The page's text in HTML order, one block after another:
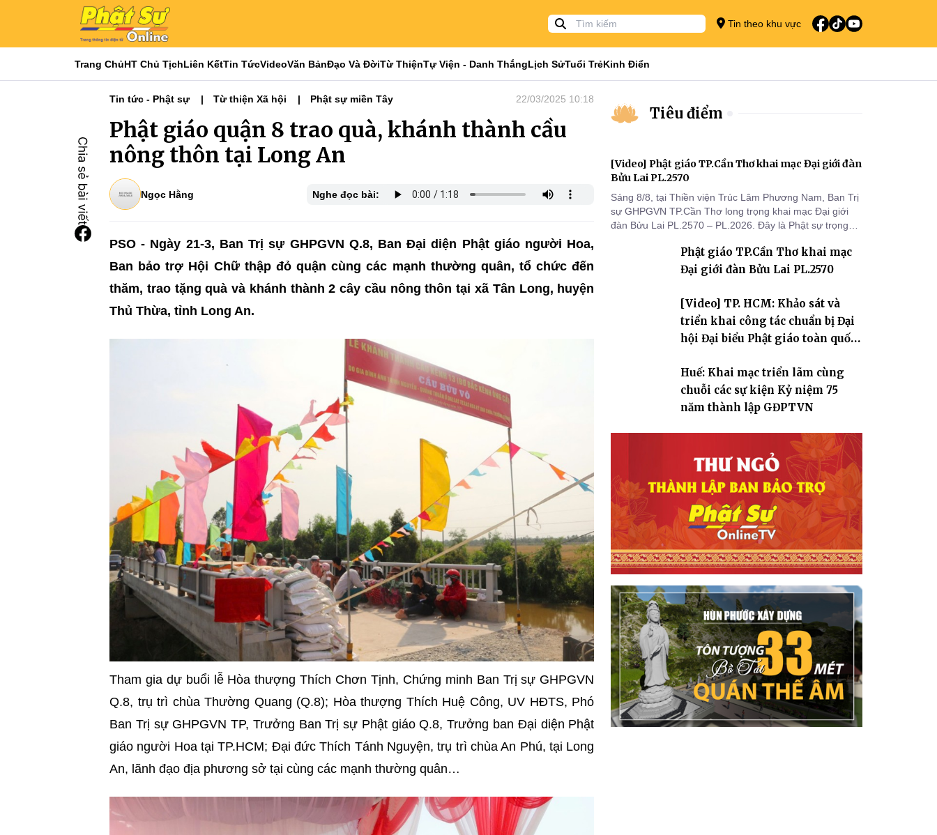
Tin theo khu vực
Trang ChủHT Chủ TịchLiên KếtTin TứcVideoVăn BảnĐạo Và ĐờiTừ ThiệnTự Viện - Danh ThắngLịch SửTuổi TrẻKinh Điển
Tin tức - Phật sự Từ thiện Xã hội Phật sự miền Tây 22/03/2025 10:18
Phật giáo quận 8 trao quà, khánh thành cầu
nông thôn tại Long An
Ngọc Hằng Nghe đọc bài:
PSO - Ngày 21-3, Ban Trị sự GHPGVN Q.8, Ban Đại diện Phật giáo người Hoa,
Ban bảo trợ Hội Chữ thập đỏ quận cùng các mạnh thường quân, tổ chức đến
thăm, trao tặng quà và khánh thành 2 cây cầu nông thôn tại xã Tân Long, huyện
Thủ Thừa, tỉnh Long An.
Tham gia dự buổi lễ Hòa thượng Thích Chơn Tịnh, Chứng minh Ban Trị sự GHPGVN
Q.8, trụ trì chùa Thường Quang (Q.8); Hòa thượng Thích Huệ Công, UV HĐTS, Phó
Ban Trị sự GHPGVN TP, Trưởng Ban Trị sự Phật giáo Q.8, Trưởng ban Đại diện Phật
giáo người Hoa tại TP.HCM; Đại đức Thích Tánh Nguyện, trụ trì chùa An Phú, tại Long
An, lãnh đạo địa phương sở tại cùng các mạnh thường quân…
Tiêu điểm
[Video] Phật giáo TP.Cần Thơ khai mạc Đại giới đàn
Bửu Lai PL.2570
Sáng 8/8, tại Thiền viện Trúc Lâm Phương Nam, Ban Trị
sự GHPGVN TP.Cần Thơ long trọng khai mạc Đại giới
đàn Bửu Lai PL.2570 – PL.2026. Đây là Phật sự trọng
của Đại hội Phật giáo thành phố lần thứ I, thể hiện sự
quan tâm đối với công tác truyền giới, đào tạo Tăng tài
Phật giáo TP.Cần Thơ khai mạc
Đại giới đàn Bửu Lai PL.2570
[Video] TP. HCM: Khảo sát và
triển khai công tác chuẩn bị Đại
hội Đại biểu Phật giáo toàn quốc
Huế: Khai mạc triển lãm cùng
chuỗi các sự kiện Kỷ niệm 75
năm thành lập GĐPTVN